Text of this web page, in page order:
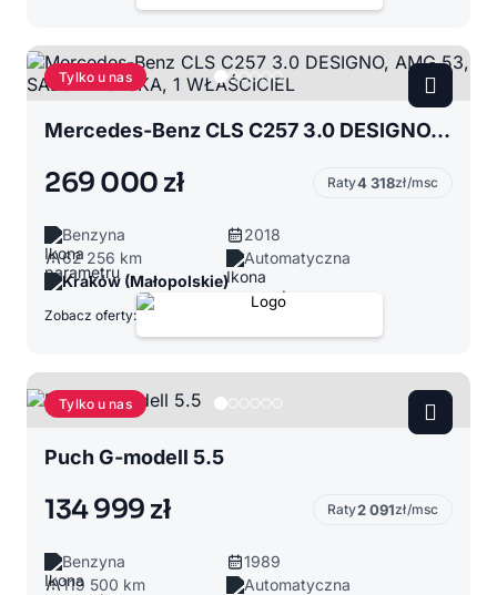
Tylko u nas
Mercedes-Benz CLS C257 3.0 DESIGNO, AMG 53, SALON POLSKA, 1 WŁAŚCICIEL
269 000 zł Raty4 318zł/msc
Benzyna
2018
62 256 km
Automatyczna
Kraków (Małopolskie)
Zobacz oferty:
Tylko u nas
Puch G-modell 5.5
134 999 zł Raty2 091zł/msc
Benzyna
1989
119 500 km
Automatyczna